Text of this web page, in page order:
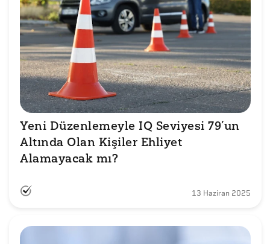
Yeni Düzenlemeyle IQ Seviyesi 79’un
Altında Olan Kişiler Ehliyet
Alamayacak mı?
13 Haziran 2025